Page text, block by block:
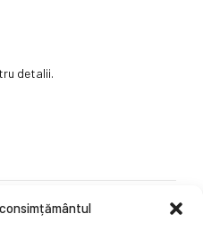
detalii.